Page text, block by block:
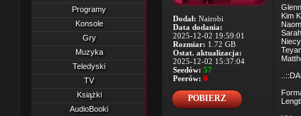
Programy
Konsole
Gry
Muzyka
Teledyski
TV
Książki
AudioBooki
Dodał: Nairobi
Data dodania:
2025-12-02 19:59:01
Rozmiar: 1.72 GB
Ostat. aktualizacja:
2025-12-02 15:37:04
Seedów: 57
Peerów: 0
POBIERZ
Kim